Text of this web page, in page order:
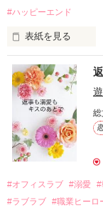
酔った勢いで一夜
さらに、美桜が初
『責任をとる、結
戸惑う美桜とは裏
甘やかしてくる。
そんなある日、哲
遭っていることを
美桜を守るため、
夏木美桜(なつきみ
鳴海哲平 (なるみ
#ハッピーエンド
表紙を見る
おかしな噂を流さ
桜は、海外で傷心
い、酒の勢いもあ
帰国後、美桜は
なんと彼の正体
れて起業した新進
――御影恭司その
なぜか恭司から
#オフィスラブ #溺愛 #
#ラブラブ #職業ヒーロ